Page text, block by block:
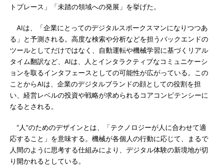
トプレース」「未踏の領域への発展」を挙げた。
AIは、「企業にとってのデジタルスポークスマンになりつつあ
る」と予測される。高度な検索や分析などを担うバックエンドの
ツールとしてだけではなく、自動運転や機械学習に基づくリアル
タイム翻訳など、AIは、人とインタラクティブなコミュニケーシ
ョンを取るインタフェースとしての可能性が広がっている。この
ことからAIは、企業のデジタルブランドの顔としての役割を担
い、経営レベルの投資や戦略が求められるコアコンピテンシーに
なるとされる。
“人”のためのデザインとは、「テクノロジーが人に合わせて適
応すること」を意味する。機械が各個人の行動に応じて、まるで
人間のように思考する仕組みにより、デジタル体験の新境地が切
り開かれるとしている。